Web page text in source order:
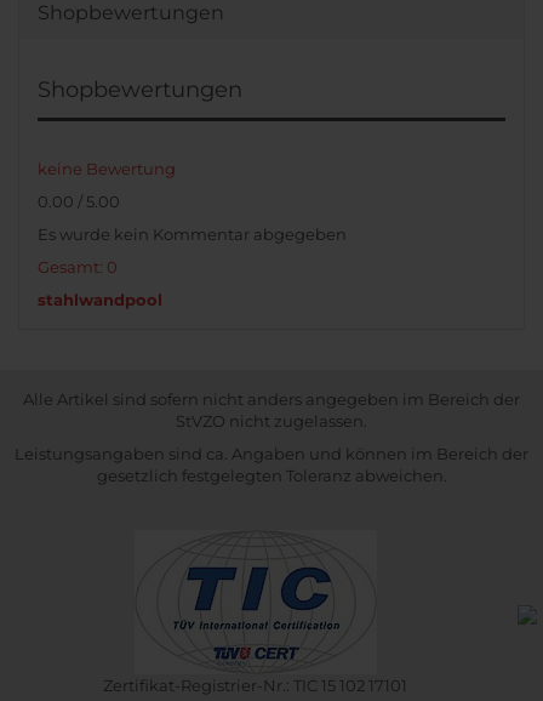
Shopbewertungen
Shopbewertungen
keine Bewertung
0.00 / 5.00
Es wurde kein Kommentar abgegeben
Gesamt: 0
stahlwandpool
Alle Artikel sind sofern nicht anders angegeben im Bereich der
StVZO nicht zugelassen.
Leistungsangaben sind ca. Angaben und können im Bereich der
gesetzlich festgelegten Toleranz abweichen.
Zertifikat-Registrier-Nr.: TIC 15 102 17101